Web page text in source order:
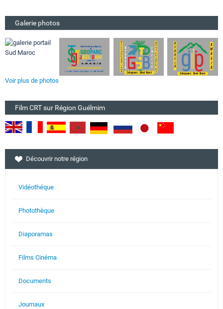
Galerie photos
Voir plus de photos
Film CRT sur Région Guélmim
Découvrir notre région
Vidéothéque
Photothèque
Diaporamas
Films Cinéma
Documents
Journaux